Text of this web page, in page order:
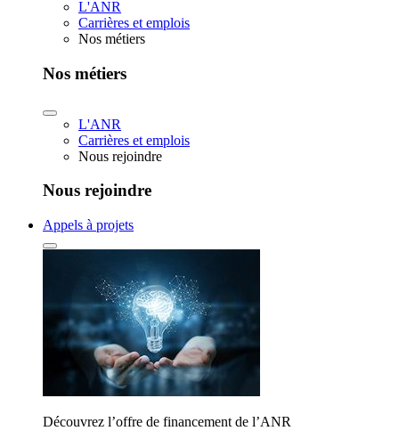
L'ANR
Carrières et emplois
Nos métiers
Nos métiers
L'ANR
Carrières et emplois
Nous rejoindre
Nous rejoindre
Appels à projets
Découvrez l’offre de financement de l’ANR